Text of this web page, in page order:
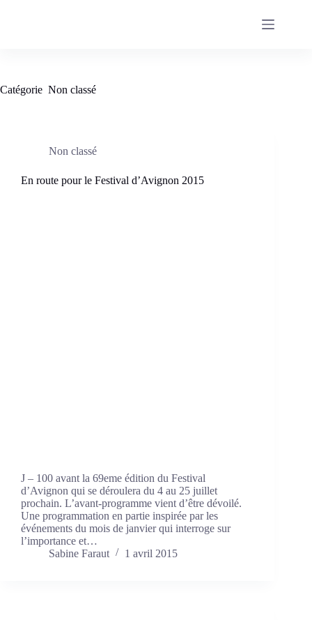
Catégorie Non classé
Non classé
En route pour le Festival d’Avignon 2015
J – 100 avant la 69eme édition du Festival
d’Avignon qui se déroulera du 4 au 25 juillet
prochain. L’avant-programme vient d’être dévoilé.
Une programmation en partie inspirée par les
événements du mois de janvier qui interroge sur
l’importance et…
Sabine Faraut
1 avril 2015